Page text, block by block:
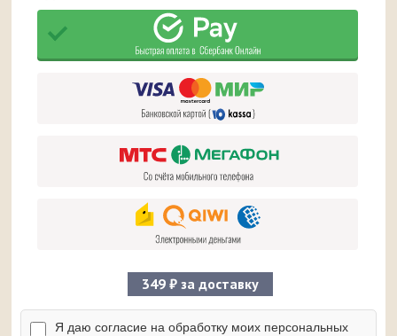
349 ₽ за доставку
Я даю согласие на обработку моих персональных